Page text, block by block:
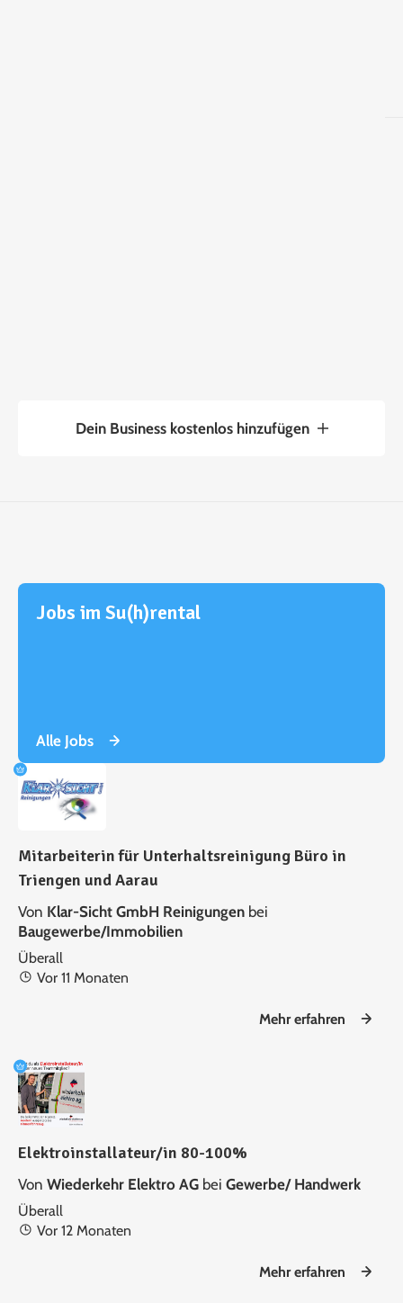
Dein Business kostenlos hinzufügen
Jobs im Su(h)rental
Alle Jobs
Mitarbeiterin für Unterhaltsreinigung Büro in
Triengen und Aarau
Von Klar-Sicht GmbH Reinigungen bei
Baugewerbe/Immobilien
Überall
Vor 11 Monaten
Mehr erfahren
Elektroinstallateur/in 80-100%
Von Wiederkehr Elektro AG bei Gewerbe/ Handwerk
Überall
Vor 12 Monaten
Mehr erfahren